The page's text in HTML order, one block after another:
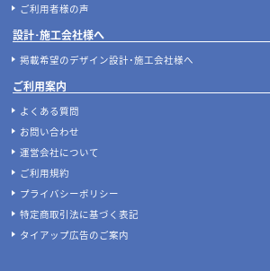
ご利用者様の声
設計･施工会社様へ
掲載希望のデザイン設計･施工会社様へ
ご利用案内
よくある質問
お問い合わせ
運営会社について
ご利用規約
プライバシーポリシー
特定商取引法に基づく表記
タイアップ広告のご案内